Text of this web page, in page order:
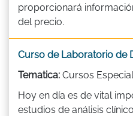
proporcionará
del precio.
Curso de Laboratorio de
Tematica: Cursos
Hoy en día es de vital
estudios de análisis